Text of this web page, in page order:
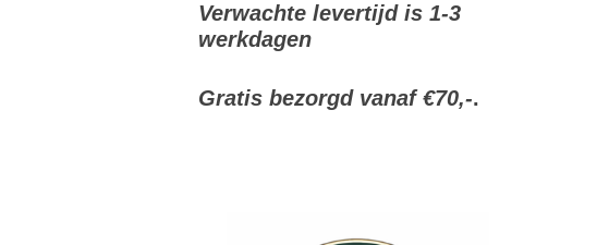
Verwachte levertijd is 1-3
werkdagen
Gratis bezorgd vanaf €70,-.